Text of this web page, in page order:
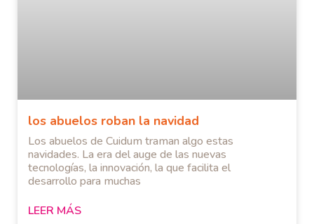
los abuelos roban la navidad
Los abuelos de Cuidum traman algo estas
navidades. La era del auge de las nuevas
tecnologías, la innovación, la que facilita el
desarrollo para muchas
LEER MÁS